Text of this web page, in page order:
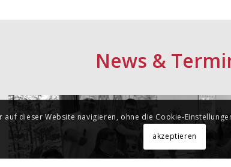
News &
2020 Januar 10 JAHRE Benis
dieser Website navigieren, ohne die Cookie-
akzeptieren